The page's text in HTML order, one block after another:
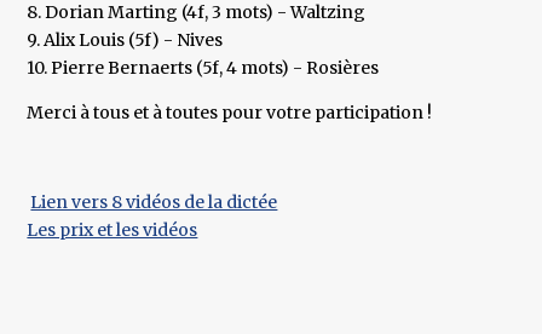
8. Dorian Marting (4f, 3 mots) - Waltzing
9. Alix Louis (5f) - Nives
10. Pierre Bernaerts (5f, 4 mots) - Rosières
Merci à tous et à toutes pour votre participation !
Lien vers 8 vidéos de la dictée
Les prix et les vidéos